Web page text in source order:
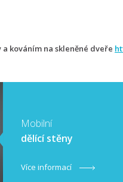
kováním na skleněné dveře
Mobilní
dělící stěny
Více informací